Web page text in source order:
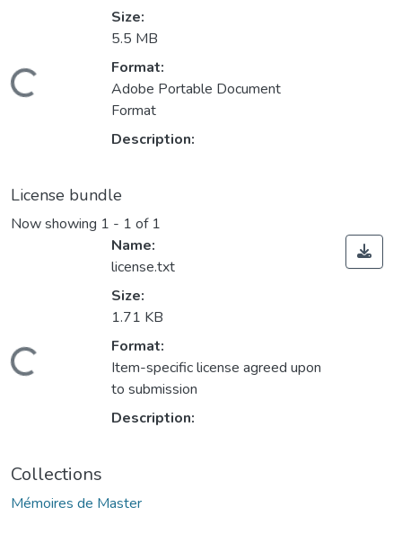
Size:
5.5 MB
Format:
Adobe Portable Document
Format
Description:
License bundle
Now showing 1 - 1 of 1
Name:
license.txt
Size:
1.71 KB
Format:
Item-specific license agreed upon
to submission
Description:
Collections
Mémoires de Master